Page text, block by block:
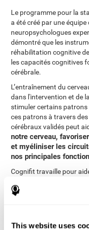
This website uses
Le programme pour la
a été créé par une
neuropsychologues
démontré que les
réhabilitation cognitive
les capacités cognitives
cérébrale.
L’entraînement du
dans l'intervention et de
stimuler certains patrons
ces patrons à travers
cérébraux validés peut
notre cerveau,
et myéliniser les
nos principales
Cognifit travaille pour
favoriser l'acquisition de
amélioration du bien-être